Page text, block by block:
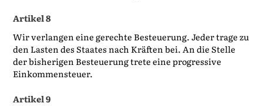
Artikel 8
Wir verlangen eine gerechte Besteuerung. Jeder trage zu
den Lasten des Staates nach Kräften bei. An die Stelle
der bisherigen Besteuerung trete eine progressive
Einkommensteuer.
Artikel 9